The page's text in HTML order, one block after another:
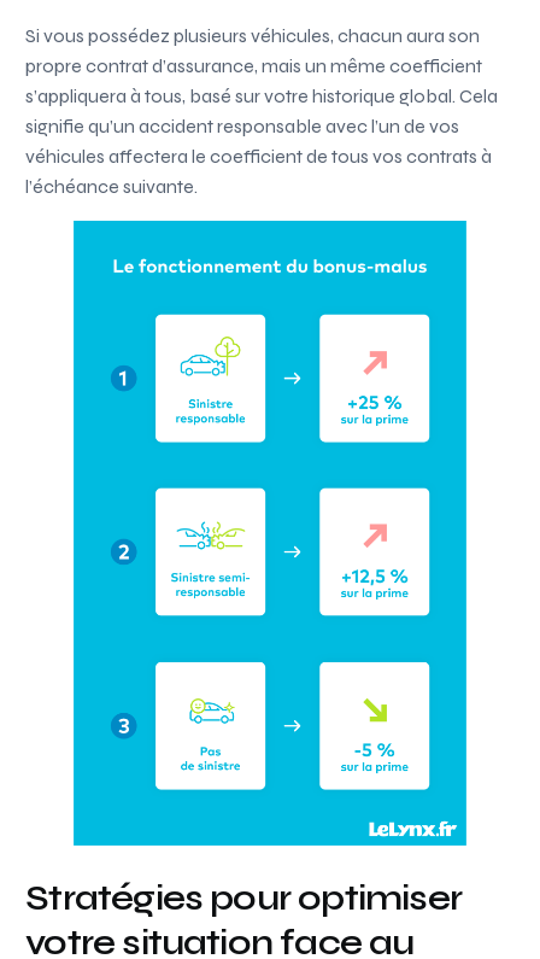
Si vous possédez plusieurs véhicules, chacun aura son
propre contrat d’assurance, mais un même coefficient
s’appliquera à tous, basé sur votre historique global. Cela
signifie qu’un accident responsable avec l’un de vos
véhicules affectera le coefficient de tous vos contrats à
l’échéance suivante.
Stratégies pour optimiser
votre situation face au